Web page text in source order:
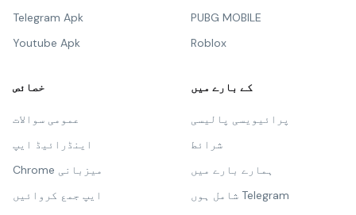
Telegram Apk
Youtube Apk
PUBG MOBILE
Roblox
خصائص
عمومی سوالات
اینڈرائیڈ ایپ
Chrome میزبانی
ایپ جمع کروائیں
کے بارے میں
پرائیویسی پالیسی
شرائط
ہمارے بارے میں
شامل ہوں Telegram